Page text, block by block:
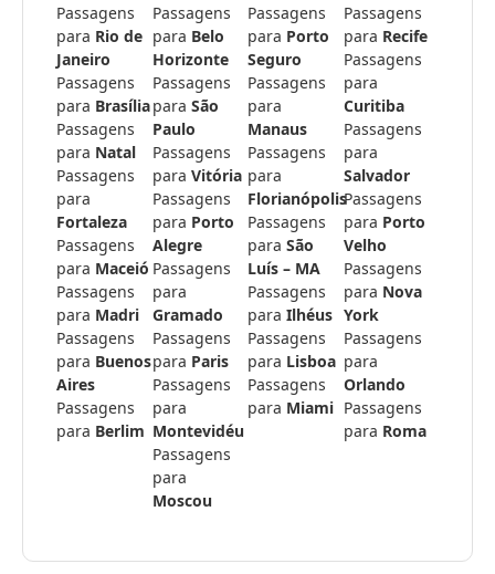
Passagens
para Rio de
Janeiro
Passagens
para Brasília
Passagens
para Natal
Passagens
para
Fortaleza
Passagens
para Maceió
Passagens
para Madri
Passagens
para Buenos
Aires
Passagens
para Berlim
Passagens
para Belo
Horizonte
Passagens
para São
Paulo
Passagens
para Vitória
Passagens
para Porto
Alegre
Passagens
para
Gramado
Passagens
para Paris
Passagens
para
Montevidéu
Passagens
para
Moscou
Passagens
para Porto
Seguro
Passagens
para
Manaus
Passagens
para
Florianópolis
Passagens
para São
Luís – MA
Passagens
para Ilhéus
Passagens
para Lisboa
Passagens
para Miami
Passagens
para Recife
Passagens
para
Curitiba
Passagens
para
Salvador
Passagens
para Porto
Velho
Passagens
para Nova
York
Passagens
para
Orlando
Passagens
para Roma